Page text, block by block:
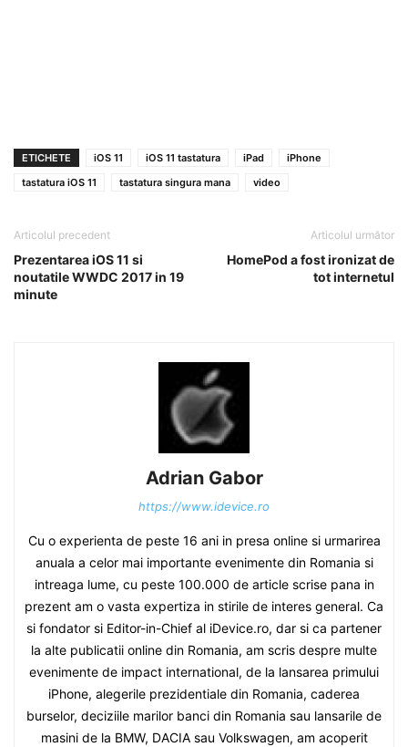
ETICHETE iOS 11 iOS 11 tastatura iPad
iPhone
tastatura iOS 11
tastatura singura mana video
Articolul precedent
Prezentarea iOS 11 si
noutatile WWDC 2017 in 19
minute
Articolul următor
HomePod a fost ironizat de
tot internetul
Adrian Gabor
https://www.idevice.ro
Cu o experienta de peste 16 ani in presa online si urmarirea
anuala a celor mai importante evenimente din Romania si
intreaga lume, cu peste 100.000 de article scrise pana in
prezent am o vasta expertiza in stirile de interes general. Ca
si fondator si Editor-in-Chief al iDevice.ro, dar si ca partener
la alte publicatii online din Romania, am scris despre multe
evenimente de impact international, de la lansarea primului
iPhone, alegerile prezidentiale din Romania, caderea
burselor, deciziile marilor banci din Romania sau lansarile de
masini de la BMW, DACIA sau Volkswagen, am acoperit